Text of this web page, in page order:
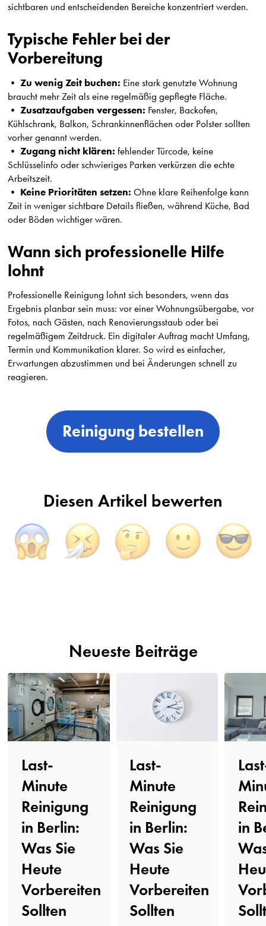
sichtbaren und entscheidenden Bereiche konzentriert werden.
Typische Fehler bei der
Vorbereitung
• Zu wenig Zeit buchen: Eine stark genutzte Wohnung
braucht mehr Zeit als eine regelmäßig gepflegte Fläche.
• Zusatzaufgaben vergessen: Fenster, Backofen,
Kühlschrank, Balkon, Schrankinnenflächen oder Polster sollten
vorher genannt werden.
• Zugang nicht klären: fehlender Türcode, keine
Schlüsselinfo oder schwieriges Parken verkürzen die echte
Arbeitszeit.
• Keine Prioritäten setzen: Ohne klare Reihenfolge kann
Zeit in weniger sichtbare Details fließen, während Küche, Bad
oder Böden wichtiger wären.
Wann sich professionelle Hilfe
lohnt
Professionelle Reinigung lohnt sich besonders, wenn das
Ergebnis planbar sein muss: vor einer Wohnungsübergabe, vor
Fotos, nach Gästen, nach Renovierungsstaub oder bei
regelmäßigem Zeitdruck. Ein digitaler Auftrag macht Umfang,
Termin und Kommunikation klarer. So wird es einfacher,
Erwartungen abzustimmen und bei Änderungen schnell zu
reagieren.
Reinigung bestellen
Diesen Artikel bewerten
Neueste Beiträge
Last-
Minute
Reinigung
in Berlin:
Was Sie
Heute
Vorbereiten
Sollten️
Last-
Minute
Reinigung
in Berlin:
Was Sie
Heute
Vorbereiten
Sollten️
in